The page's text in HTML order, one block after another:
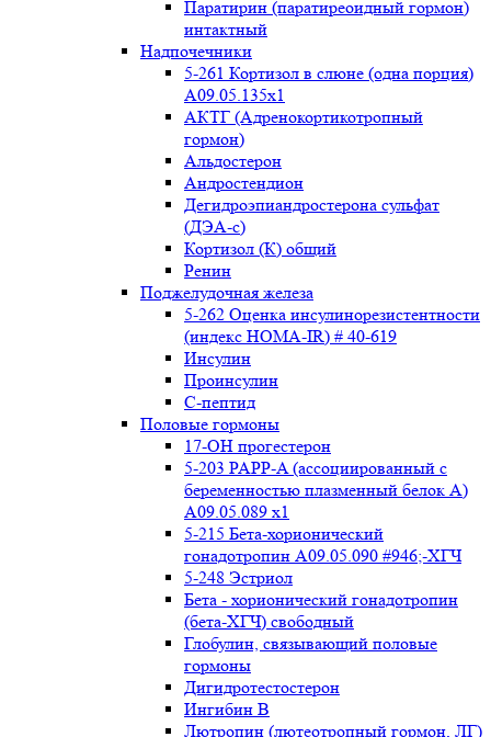
Паратирин (паратиреоидный гормон)
интактный
Надпочечники
5-261 Кортизол в слюне (одна порция)
A09.05.135x1
АКТГ (Адренокортикотропный
гормон)
Альдостерон
Андростендион
Дегидроэпиандростерона сульфат
(ДЭА-с)
Кортизол (К) общий
Ренин
Поджелудочная железа
5-262 Оценка инсулинорезистентности
(индекс HOMA-IR) # 40-619
Инсулин
Проинсулин
С-пептид
Половые гормоны
17-ОН прогестерон
5-203 PAPP-A (ассоциированный с
беременностью плазменный белок А)
А09.05.089 x1
5-215 Бета-хорионический
гонадотропин А09.05.090 #946;-ХГЧ
5-248 Эстриол
Бета - хорионический гонадотропин
(бета-ХГЧ) свободный
Глобулин, связывающий половые
гормоны
Дигидротестостерон
Ингибин В
Лютропин (лютеотропный гормон, ЛГ)